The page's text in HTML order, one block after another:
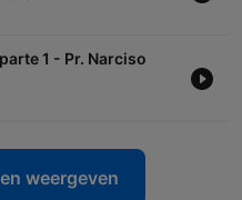
1 - Pr. Narciso
weergeven